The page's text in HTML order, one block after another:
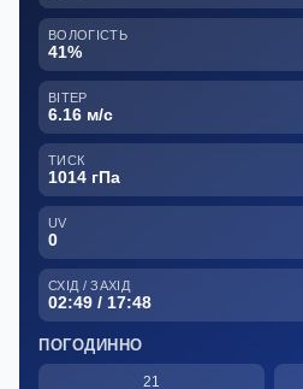
ВОЛОГІСТЬ
41%
ВІТЕР
6.16 м/с
ТИСК
1014 гПа
UV
0
СХІД / ЗАХІД
02:49 / 17:48
ПОГОДИННО
21